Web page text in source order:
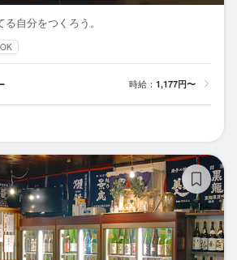
る自分をつくろう。
時給： 1,177円〜